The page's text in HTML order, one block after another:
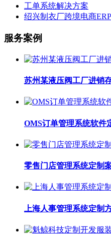
工单系统解决方案
绍兴制衣厂跨境电商
服务案例
苏州某液压阀工厂进销
OMS订单管理系统软件
零售门店管理系统定制
上海人事管理系统定制